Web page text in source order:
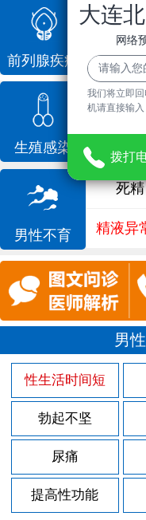
前列腺疾病
前列腺
前列腺
生殖感染
龟头炎
男性不育
死精
精液异
男
性生活时间短
勃起不坚
尿痛
提高性功能
大连
网络
我们将立即
机请直接输入
拨打